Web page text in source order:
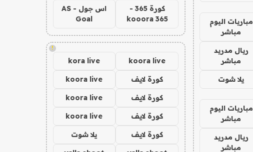
مباريات اليوم
مباشر
ريال مدريد
مباشر
يلا شوت
مباريات اليوم
مباشر
ريال مدريد
مباشر
كورة 365 -
kooora 365
اس جول - AS
Goal
!
koora live
kora live
كورة لايف koora live
كورة لايف koora live
كورة لايف koora live
كورة لايف يلا شوت